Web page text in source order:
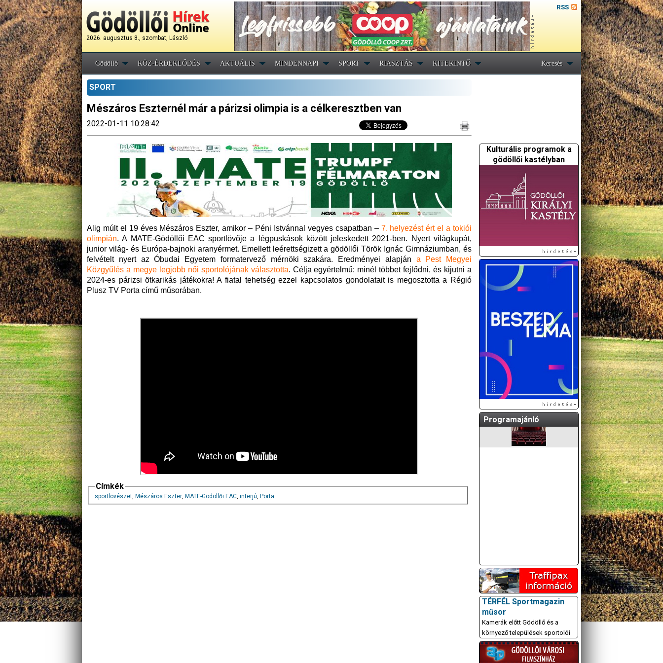
2026. augusztus 8., szombat, László
RSS
Gödöllő KÖZ-ÉRDEKLŐDÉS AKTUÁLIS MINDENNAPI SPORT RIASZTÁS KITEKINTŐ Keresés
SPORT
Mészáros Eszternél már a párizsi olimpia is a célkeresztben van
2022-01-11 10:28:42
Alig múlt el 19 éves Mészáros Eszter, amikor – Péni Istvánnal vegyes csapatban – 7. helyezést ért el a tokiói
olimpián. A MATE-Gödöllői EAC sportlövője a légpuskások között jeleskedett 2021-ben. Nyert világkupát,
junior világ- és Európa-bajnoki aranyérmet. Emellett leérettségizett a gödöllői Török Ignác Gimnáziumban, és
felvételt nyert az Óbudai Egyetem formatervező mérnöki szakára. Eredményei alapján a Pest Megyei
Közgyűlés a megye legjobb női sportolójának választotta. Célja egyértelmű: minél többet fejlődni, és kijutni a
2024-es párizsi ötkarikás játékokra! A fiatal tehetség ezzel kapcsolatos gondolatait is megosztotta a Régió
Plusz TV Porta című műsorában.
Címkék
sportlövészet, Mészáros Eszter, MATE-Gödöllői EAC, interjú, Porta
Kulturális programok a
gödöllői kastélyban
Programajánló
A GÖDÖLLŐI ÉS
KULTURÁLIS- ÉS
SPORTPROGRAMOKAT
KÖZÖSSÉGI
OLDALUNKON TESSZÜK
KÖZZÉ!
TÉRFÉL Sportmagazin
műsor
Kamerák előtt Gödöllő és a
környező települések sportolói